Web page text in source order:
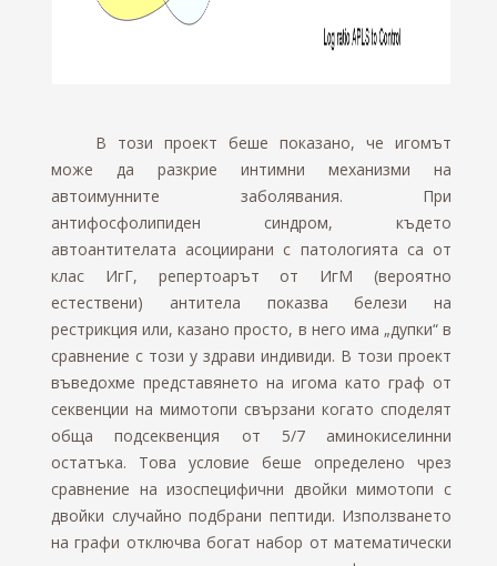
В този проект беше показано, че игомът
може да разкрие интимни механизми на
автоимунните заболявания. При
антифосфолипиден синдром, където
автоантителата асоциирани с патологията са от
клас ИгГ, репертоарът от ИгМ (вероятно
естествени) антитела показва белези на
рестрикция или, казано просто, в него има „дупки“ в
сравнение с този у здрави индивиди. В този проект
въведохме представянето на игома като граф от
секвенции на мимотопи свързани когато споделят
обща подсеквенция от 5/7 аминокиселинни
остатъка. Това условие беше определено чрез
сравнение на изоспецифични двойки мимотопи с
двойки случайно подбрани пептиди. Използването
на графи отключва богат набор от математически